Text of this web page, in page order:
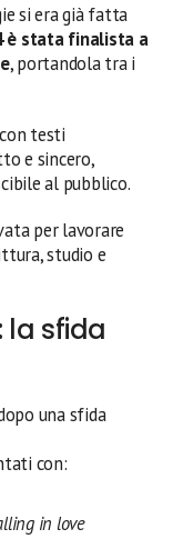
si era già fatta
è stata finalista a
, portandola tra i
testi
e sincero,
al pubblico.
per lavorare
studio e
la sfida
una sfida
con:
in love